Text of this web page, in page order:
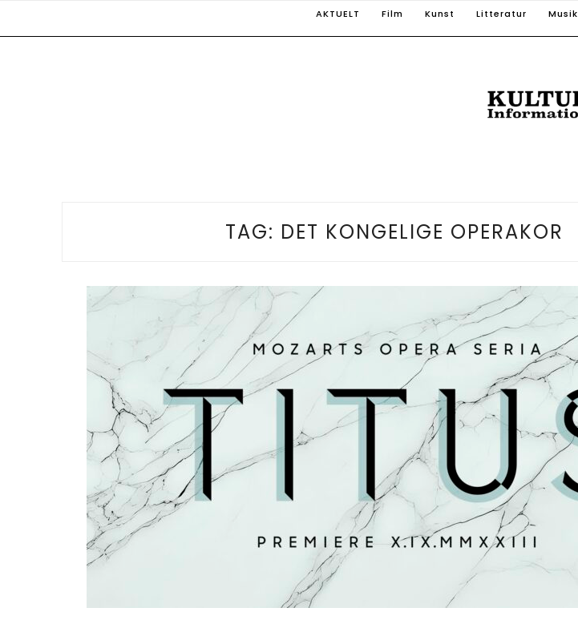
AKTUELT Film Kunst Litteratur Musik
TAG: DET KONGELIGE OPERAKOR